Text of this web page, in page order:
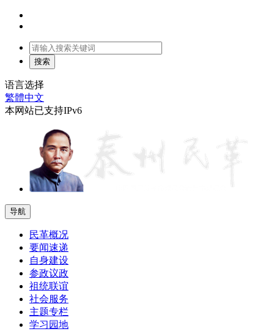
语言选择
繁體中文
本网站已支持IPv6
导航
民革概况
要闻速递
自身建设
参政议政
祖统联谊
社会服务
主题专栏
学习园地